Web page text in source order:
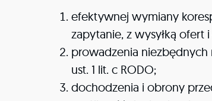
efektywnej wymiany
zapytanie, z wysyłką ofert
prowadzenia niezbędnych
ust. 1 lit. c RODO;
dochodzenia i obrony